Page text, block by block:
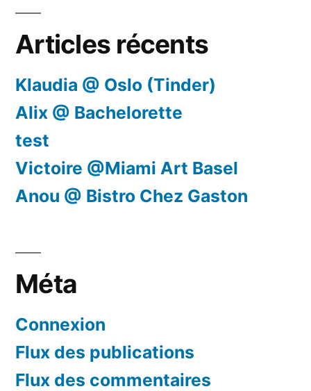
des
publications
Articles récents
Klaudia @ Oslo (Tinder)
Alix @ Bachelorette
test
Victoire @Miami Art Basel
Anou @ Bistro Chez Gaston
Méta
Connexion
Flux des publications
Flux des commentaires